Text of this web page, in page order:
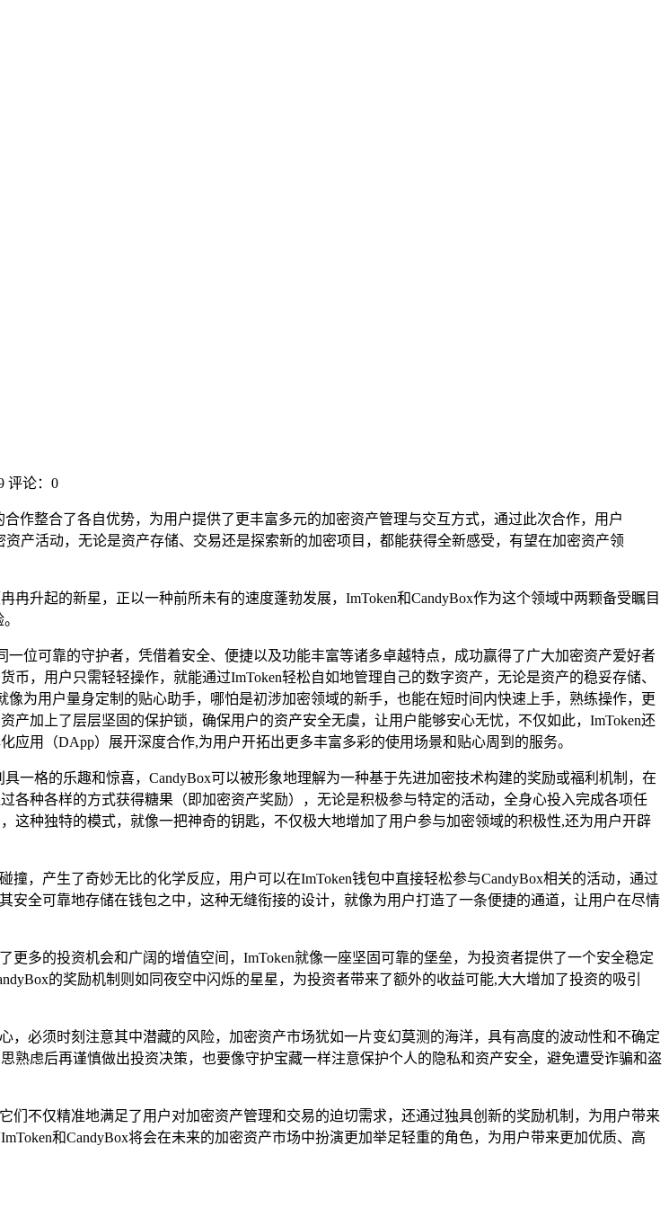
评论：0
作整合了各自优势，为用户提供了更丰富多元的加密资产管理与交互方式，通过此次合作，用户
资产活动，无论是资产存储、交易还是探索新的加密项目，都能获得全新感受，有望在加密资产领
升起的新星，正以一种前所未有的速度蓬勃发展，ImToken和CandyBox作为这个领域中两颗备受瞩目
位可靠的守护者，凭借着安全、便捷以及功能丰富等诸多卓越特点，成功赢得了广大加密资产爱好者
，用户只需轻轻操作，就能通过ImToken轻松自如地管理自己的数字资产，无论是资产的稳妥存储、
为用户量身定制的贴心助手，哪怕是初涉加密领域的新手，也能在短时间内快速上手，熟练操作，更
加上了层层坚固的保护锁，确保用户的资产安全无虞，让用户能够安心无忧，不仅如此，ImToken还
用（DApp）展开深度合作,为用户开拓出更多丰富多彩的使用场景和贴心周到的服务。
一格的乐趣和惊喜，CandyBox可以被形象地理解为一种基于先进加密技术构建的奖励或福利机制，在
种各样的方式获得糖果（即加密资产奖励），无论是积极参与特定的活动，全身心投入完成各项任
种独特的模式，就像一把神奇的钥匙，不仅极大地增加了用户参与加密领域的积极性,还为用户开辟
撞，产生了奇妙无比的化学反应，用户可以在ImToken钱包中直接轻松参与CandyBox相关的活动，通过
安全可靠地存储在钱包之中，这种无缝衔接的设计，就像为用户打造了一条便捷的通道，让用户在尽情
更多的投资机会和广阔的增值空间，ImToken就像一座坚固可靠的堡垒，为投资者提供了一个安全稳定
的奖励机制则如同夜空中闪烁的星星，为投资者带来了额外的收益可能,大大增加了投资的吸引
，必须时刻注意其中潜藏的风险，加密资产市场犹如一片变幻莫测的海洋，具有高度的波动性和不确定
虑后再谨慎做出投资决策，也要像守护宝藏一样注意保护个人的隐私和资产安全，避免遭受诈骗和盗
们不仅精准地满足了用户对加密资产管理和交易的迫切需求，还通过独具创新的奖励机制，为用户带来
和CandyBox将会在未来的加密资产市场中扮演更加举足轻重的角色，为用户带来更加优质、高